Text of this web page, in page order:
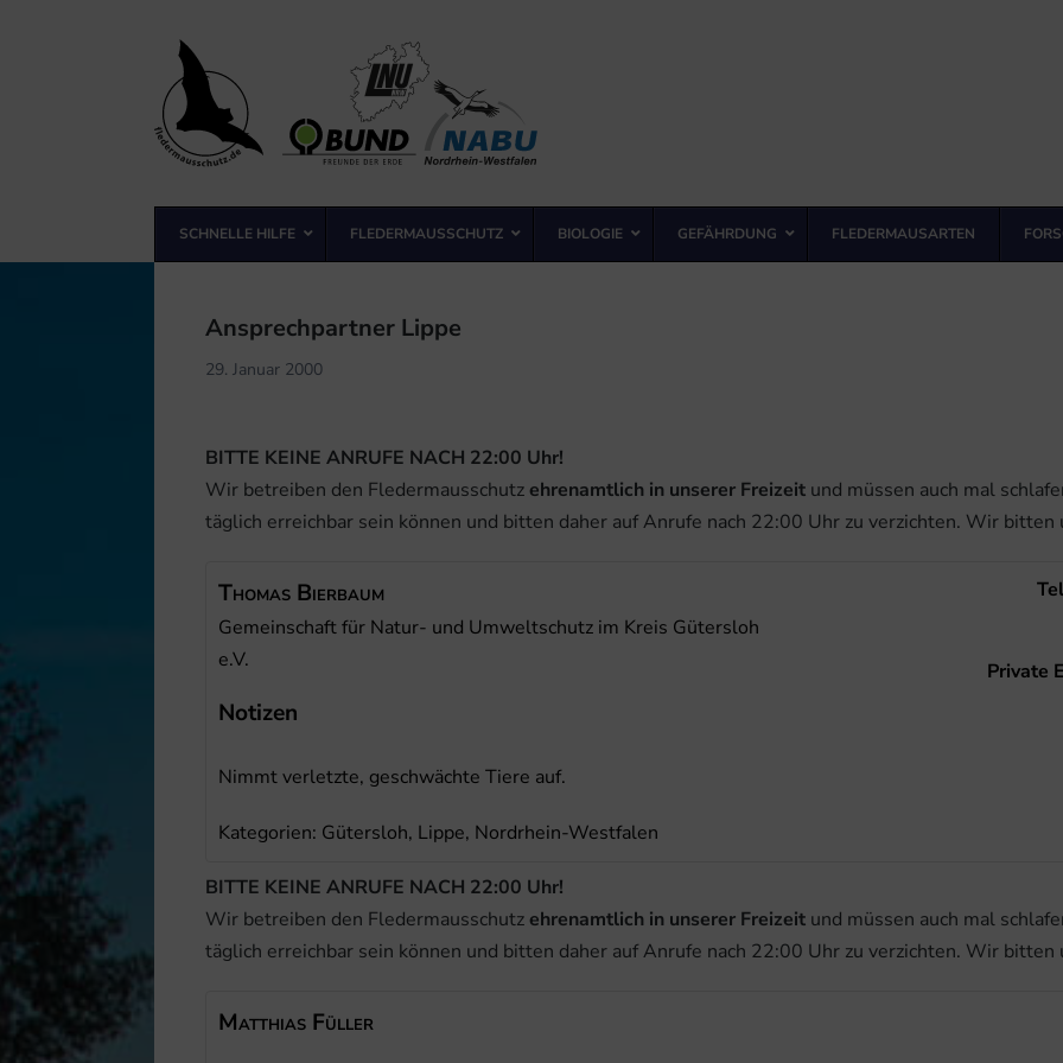
Fledermausschutz NRW
SCHNELLE HILFE FLEDERMAUSSCHUTZ BIOLOGIE GEFÄHRDUNG FLEDERMAUSARTEN
Ansprechpartner Lippe
29. Januar 2000
BITTE KEINE ANRUFE NACH 22:00 Uhr!
Wir betreiben den Fledermausschutz ehrenamtlich in unserer Freizeitund müssen auch mal
täglich erreichbar sein können und bitten daher auf Anrufe nach 22:00 Uhr zu verzichten. Wir bitten
Thomas Bierbaum
Gemeinschaft für Natur- und Umweltschutz im Kreis Gütersloh
e.V.
Private
Notizen
Nimmt verletzte, geschwächte Tiere auf.
Kategorien: Gütersloh, Lippe, Nordrhein-Westfalen
BITTE KEINE ANRUFE NACH 22:00 Uhr!
Wir betreiben den Fledermausschutz ehrenamtlich in unserer Freizeitund müssen auch mal
täglich erreichbar sein können und bitten daher auf Anrufe nach 22:00 Uhr zu verzichten. Wir bitten
Matthias Füller